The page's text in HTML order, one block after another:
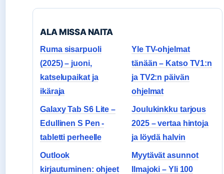
ALA MISSA NAITA
Ruma sisarpuoli
(2025) – juoni,
katselupaikat ja
ikäraja
Yle TV-ohjelmat
tänään – Katso TV1:n
ja TV2:n päivän
ohjelmat
Galaxy Tab S6 Lite –
Edullinen S Pen -
tabletti perheelle
Joulukinkku tarjous
2025 – vertaa hintoja
ja löydä halvin
Outlook
kirjautuminen: ohjeet
Myytävät asunnot
Ilmajoki – Yli 100